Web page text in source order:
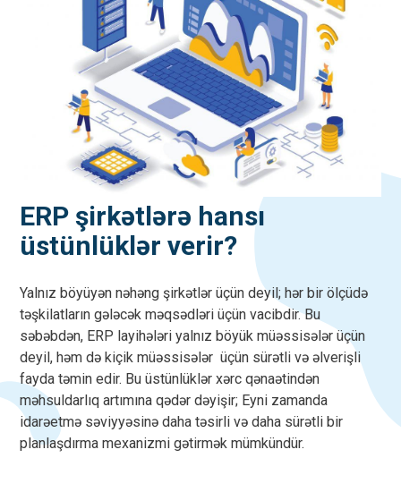
ERP şirkətlərə hansı
üstünlüklər verir?
Yalnız böyüyən nəhəng şirkətlər üçün deyil; hər bir ölçüdə
təşkilatların gələcək məqsədləri üçün vacibdir. Bu
səbəbdən, ERP layihələri yalnız böyük müəssisələr üçün
deyil, həm də kiçik müəssisələr üçün sürətli və əlverişli
fayda təmin edir. Bu üstünlüklər xərc qənaətindən
məhsuldarlıq artımına qədər dəyişir; Eyni zamanda
idarəetmə səviyyəsinə daha təsirli və daha sürətli bir
planlaşdırma mexanizmi gətirmək mümkündür.